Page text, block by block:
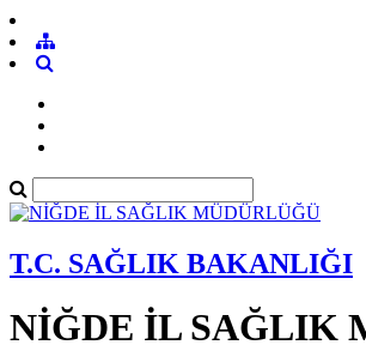
T.C. SAĞLIK BAKANLIĞI
NİĞDE İL SAĞLIK